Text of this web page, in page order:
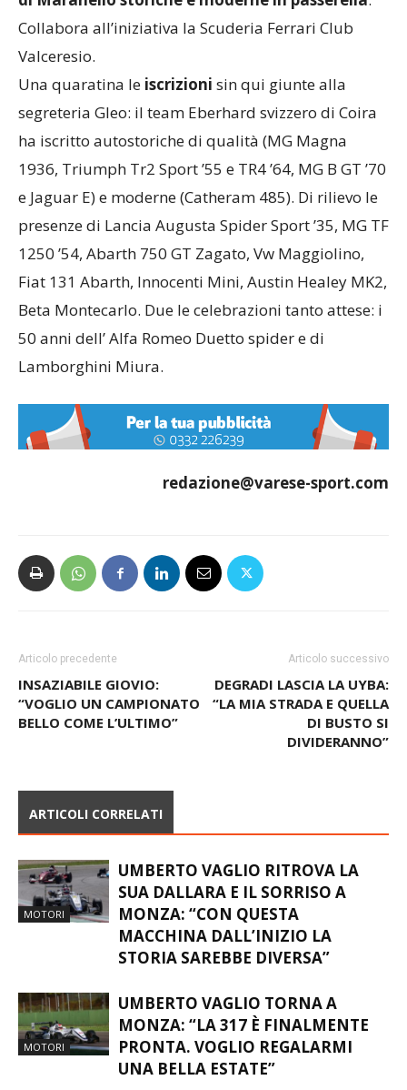
Collabora all’iniziativa la Scuderia Ferrari Club
Valceresio.
Una quaratina le iscrizioni sin qui giunte alla
segreteria Gleo: il team Eberhard svizzero di Coira
ha iscritto autostoriche di qualità (MG Magna
1936, Triumph Tr2 Sport ’55 e TR4 ’64, MG B GT ’70
e Jaguar E) e moderne (Catheram 485). Di rilievo le
presenze di Lancia Augusta Spider Sport ’35, MG TF
1250 ’54, Abarth 750 GT Zagato, Vw Maggiolino,
Fiat 131 Abarth, Innocenti Mini, Austin Healey MK2,
Beta Montecarlo. Due le celebrazioni tanto attese: i
50 anni dell’ Alfa Romeo Duetto spider e di
Lamborghini Miura.
redazione@varese-sport.com
Articolo precedente
INSAZIABILE GIOVIO:
“VOGLIO UN CAMPIONATO
BELLO COME L’ULTIMO”
Articolo successivo
DEGRADI LASCIA LA UYBA:
“LA MIA STRADA E QUELLA
DI BUSTO SI
DIVIDERANNO”
ARTICOLI CORRELATI
MOTORI
UMBERTO VAGLIO RITROVA LA
SUA DALLARA E IL SORRISO A
MONZA: “CON QUESTA
MACCHINA DALL’INIZIO LA
STORIA SAREBBE DIVERSA”
MOTORI
UMBERTO VAGLIO TORNA A
MONZA: “LA 317 È FINALMENTE
PRONTA. VOGLIO REGALARMI
UNA BELLA ESTATE”